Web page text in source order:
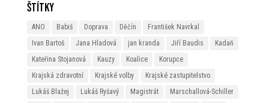
Štítky
ANO Babiš Doprava Děčín
František Navrkal
Ivan Bartoš
Jana Hladová jan kranda Jiří Baudis
Kadaň
Kateřina Stojanová
Kauzy Koalice
Korupce
Krajská zdravotní
Krajské volby
Krajské zastupitelstvo
Lukáš Blažej
Lukáš Ryšavý Magistrát
Marschallová-Schiller